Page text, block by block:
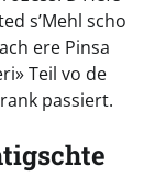
s’Mehl scho
ere Pinsa
Teil vo de
passiert.